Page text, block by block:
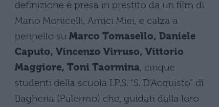
definizione è presa in prestito da un film di
Mario Monicelli, Amici Miei, e calza a
pennello su Marco Tomasello, Daniele
Caputo, Vincenzo Virruso, Vittorio
Maggiore, Toni Taormina, cinque
studenti della scuola I.P.S. “S. D’Acquisto” di
Bagheria (Palermo) che, guidati dalla loro